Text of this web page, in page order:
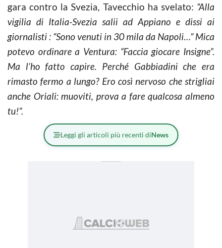
gara contro la Svezia, Tavecchio ha svelato: “Alla
vigilia di Italia-Svezia salii ad Appiano e dissi ai
giornalisti : “Sono venuti in 30 mila da Napoli…” Mica
potevo ordinare a Ventura: “Faccia giocare Insigne”.
Ma l’ho fatto capire. Perché Gabbiadini che era
rimasto fermo a lungo? Ero così nervoso che strigliai
anche Oriali: muoviti, prova a fare qualcosa almeno
tu!”.
Leggi gli articoli più recenti diNews